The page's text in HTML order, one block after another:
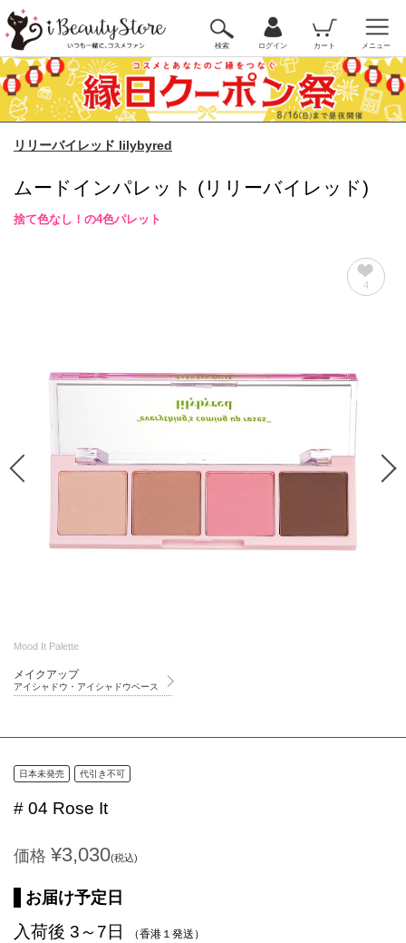
検索 ログイン カート メニュー
リリーバイレッド lilybyred
ムードインパレット (リリーバイレッド)
捨て色なし！の4色パレット
4
Mood It Palette
メイクアップ
アイシャドウ・アイシャドウベース
日本未発売 代引き不可
# 04 Rose It
価格 ¥3,030(税込)
お届け予定日
入荷後 3～7日 （香港１発送）